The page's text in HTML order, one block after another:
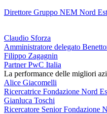
Direttore Gruppo NEM Nord
Claudio Sforza
Amministratore delegato
Filippo Zagagnin
Partner PwC Italia
La performance delle migliori
Alice Giacomelli
Ricercatrice Fondazione Nord
Gianluca Toschi
Ricercatore Senior Fondazione